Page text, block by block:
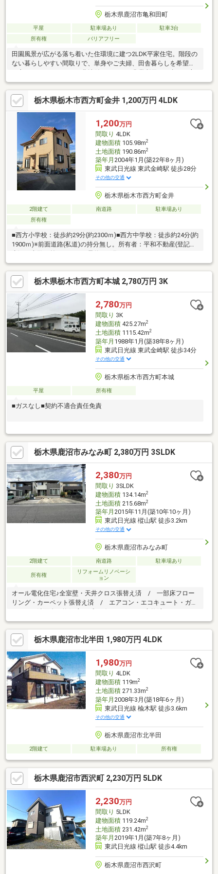
栃木県鹿沼市亀和田町
平屋 駐車場あり
駐車3台
所有権
バリアフリー
田園風景が広がる落ち着いた住環境に建つ2LDK平家住宅。階段の
ない暮らしやすい間取りで、単身やご夫婦、田舎暮らしを希望す
る方にもおすすめです。農地付きのため、農業利用をお考えの方
にも検討しやすい物件。井戸・浄化槽・プロパンガス利用で、敷
地内には駐車スペースもあります。空き家のため内覧調整もしや
すいです。建物未登記・農用地区域内のため、購入時は登記や農
業委員会等への事前確認が必要です。農家向けです。
栃木県栃木市西方町金井 1,200万円 4LDK
1,200万円
間取り 4LDK
建物面積105.98m2
土地面積190.86m2
築年月 2004年1月(築22年8ヶ月)
東武日光線 東武金崎駅 徒歩28分
その他の交通
栃木県栃木市西方町金井
2階建て 南道路
駐車場あり
所有権
■西方小学校：徒歩約29分(約2300ｍ)■西方中学校：徒歩約24分(約
1900ｍ)※前面道路(私道)の持分無し。所有者：平和不動産(登記簿
栃木県栃木市西方町本城 2,780万円 3K
2,780万円
間取り 3K
建物面積425.27m2
土地面積1115.42m2
築年月 1988年1月(築38年8ヶ月)
東武日光線 東武金崎駅 徒歩34分
その他の交通
栃木県栃木市西方町本城
平屋 所有権
■ガスなし■契約不適合責任免責
栃木県鹿沼市みなみ町 2,380万円 3SLDK
2,380万円
間取り 3SLDK
建物面積134.14m2
土地面積215.68m2
築年月 2015年11月(築10年10ヶ月)
東武日光線 樅山駅 徒歩3.2km
その他の交通
栃木県鹿沼市みなみ町
2階建て 南道路 駐車場あり
所有権
リフォームリノベーシ
ョン
オール電化住宅♪全室壁・天井クロス張替え済 / 一部床フロー
リング・カーペット張替え済 / エアコン・エコキュート・ガス
栃木県鹿沼市北半田 1,980万円 4LDK
1,980万円
間取り 4LDK
建物面積119m2
土地面積271.33m2
築年月 2008年3月(築18年6ヶ月)
東武日光線 楡木駅 徒歩3.6km
その他の交通
栃木県鹿沼市北半田
2階建て 駐車場あり 所有権
栃木県鹿沼市西沢町 2,230万円 5LDK
2,230万円
間取り 5LDK
建物面積119.24m2
土地面積231.42m2
築年月 2019年1月(築7年8ヶ月)
東武日光線 樅山駅 徒歩4.4km
栃木県鹿沼市西沢町